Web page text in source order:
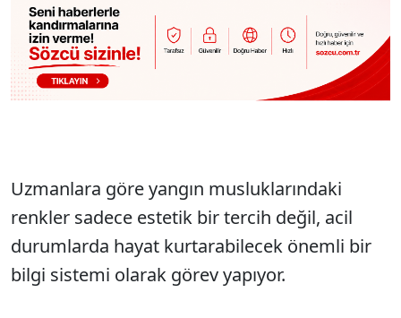
Uzmanlara göre yangın musluklarındaki
renkler sadece estetik bir tercih değil, acil
durumlarda hayat kurtarabilecek önemli bir
bilgi sistemi olarak görev yapıyor.